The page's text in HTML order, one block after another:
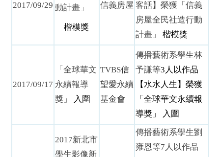
2017/09/29 動計畫」
楷模獎
信義房屋 客話】榮獲「信義
房屋全民社造行動
計畫」 楷模獎
2017/09/17
「全球華文
永續報導
獎」
入圍
TVBS信
望愛永續
基金會
傳播藝術系學生林
予謙等3 人以作品
【水水人生】榮獲
「全球華文永續報
導獎」
入圍
2017新北市
學生影像新
傳播藝術系學生劉
雍恩等7人以作品